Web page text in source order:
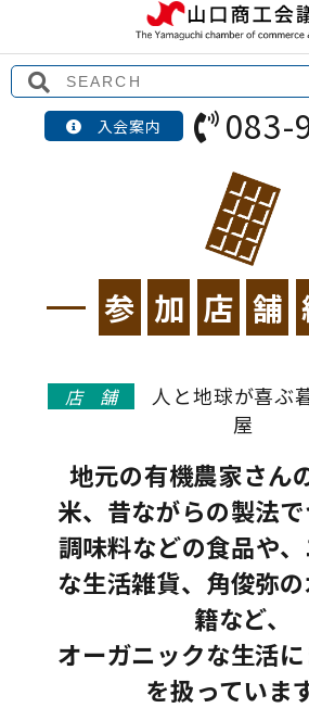
入会案内 083-
参 加 店 舗
店舗
人と地球が喜
屋
地元の有機農家さん
米、昔ながらの製法
調味料などの食品や
な生活雑貨、角俊弥
籍など、
オーガニックな生活
を扱っています